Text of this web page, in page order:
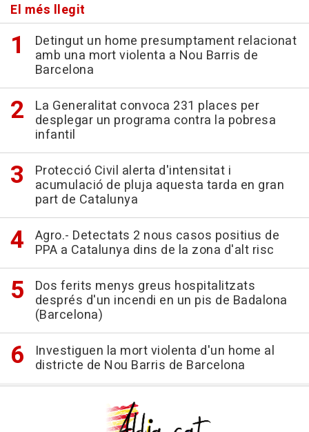
El més llegit
Detingut un home presumptament relacionat
amb una mort violenta a Nou Barris de
Barcelona
La Generalitat convoca 231 places per
desplegar un programa contra la pobresa
infantil
Protecció Civil alerta d'intensitat i
acumulació de pluja aquesta tarda en gran
part de Catalunya
Agro.- Detectats 2 nous casos positius de
PPA a Catalunya dins de la zona d'alt risc
Dos ferits menys greus hospitalitzats
després d'un incendi en un pis de Badalona
(Barcelona)
Investiguen la mort violenta d'un home al
districte de Nou Barris de Barcelona